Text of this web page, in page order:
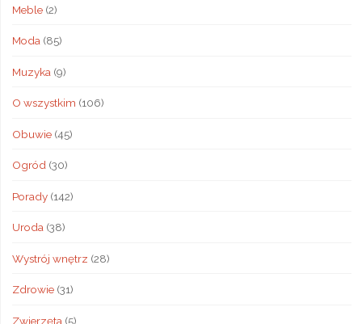
Meble(2)
Moda (85)
Muzyka (9)
O wszystkim (106)
Obuwie(45)
Ogród (30)
Porady(142)
Uroda (38)
Wystrój wnętrz (28)
Zdrowie(31)
Zwierzęta (5)